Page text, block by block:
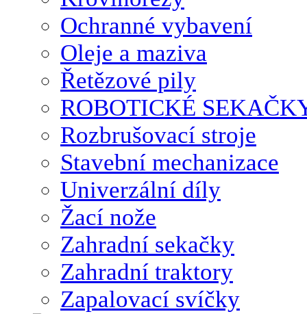
Ochranné vybavení
Oleje a maziva
Řetězové pily
ROBOTICKÉ
Rozbrušovací stroje
Stavební mechanizace
Univerzální díly
Žací nože
Zahradní sekačky
Zahradní traktory
Zapalovací svíčky